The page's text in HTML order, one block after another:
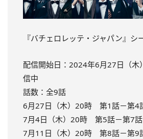
『バチェロレッテ・ジャパン』シ
配信開始日：2024年6月27日（木
信中
話数：全9話
6月27日（木）20時 第1話－第4
7月4日（木）20時 第5話－第7話
7月11日（木）20時 第8話－第9